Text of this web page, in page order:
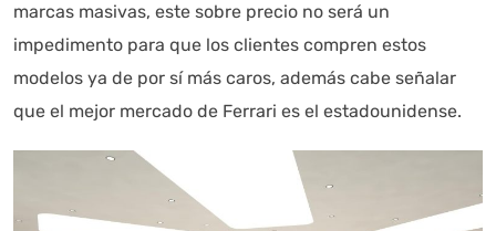
marcas masivas, este sobre precio no será un
impedimento para que los clientes compren estos
modelos ya de por sí más caros, además cabe señalar
que el mejor mercado de Ferrari es el estadounidense.